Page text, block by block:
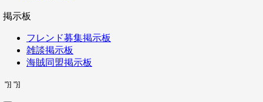
掲示板
フレンド募集掲示板
雑談掲示板
海賊同盟掲示板
"}] "}]